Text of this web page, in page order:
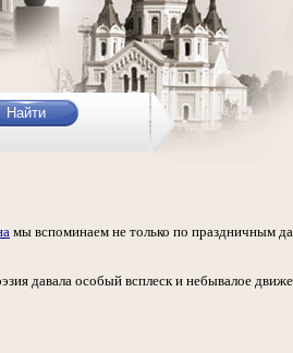
мы вспоминаем не только по праздничным
давала особый всплеск и небывалое